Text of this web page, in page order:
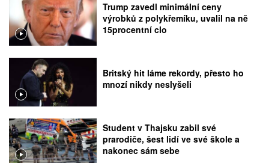
Trump zavedl minimální ceny
výrobků z polykřemíku, uvalil na ně
15procentní clo
Britský hit láme rekordy, přesto ho
mnozí nikdy neslyšeli
Student v Thajsku zabil své
prarodiče, šest lidí ve své škole a
nakonec sám sebe